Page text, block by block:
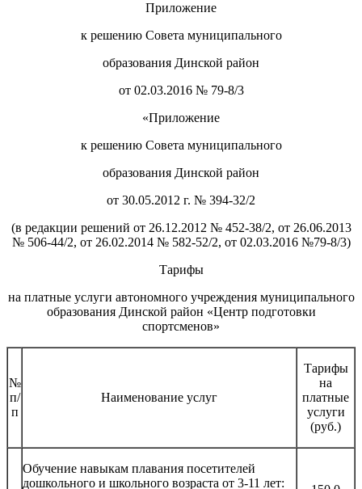
Приложение
к решению Совета муниципального
образования Динской район
от 02.03.2016 № 79-8/3
«Приложение
к решению Совета муниципального
образования Динской район
от 30.05.2012 г. № 394-32/2
(в редакции решений от 26.12.2012 № 452-38/2, от 26.06.2013
№ 506-44/2, от 26.02.2014 № 582-52/2, от 02.03.2016 №79-8/3)
Тарифы
на платные услуги автономного учреждения муниципального
образования Динской район «Центр подготовки
спортсменов»
№
п/
п
Наименование услуг
Тарифы
на
платные
услуги
(руб.)
Обучение навыкам плавания посетителей
дошкольного и школьного возраста от 3-11 лет: